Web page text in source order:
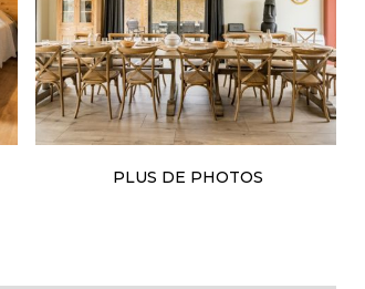
PLUS DE PHOTOS